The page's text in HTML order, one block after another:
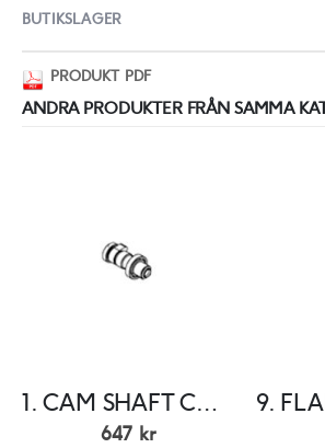
BUTIKSLAGER
PRODUKT PDF
ANDRA PRODUKTER FRÅN SAMMA
1. CAM SHAFT COMP
647 kr